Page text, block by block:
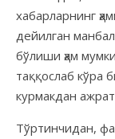
хабарларнинг
дейилган
бўлиши ҳам
таққослаб кўра
курмакдан
Тўртинчидан,